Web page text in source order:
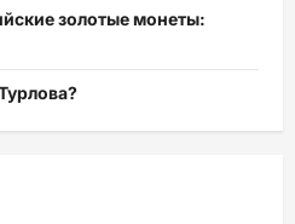
золотые монеты: